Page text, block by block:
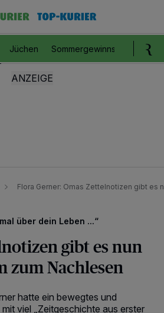
Jüchen Sommergewinnspiel
Flora Gerner: Omas Zettelnotizen gibt es
über dein Leben ...“
gibt es nun
zum Nachlesen
hatte ein bewegtes und
viel „Zeitgeschichte aus erster